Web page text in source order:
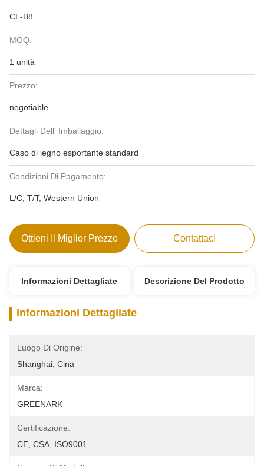
CL-B8
MOQ:
1 unità
Prezzo:
negotiable
Dettagli Dell' Imballaggio:
Caso di legno esportante standard
Condizioni Di Pagamento:
L/C, T/T, Western Union
Ottieni Il Miglior Prezzo Contattaci
Informazioni Dettagliate Descrizione Del Prodotto
Informazioni Dettagliate
Luogo Di Origine:
Shanghai, Cina
Marca:
GREENARK
Certificazione:
CE, CSA, ISO9001